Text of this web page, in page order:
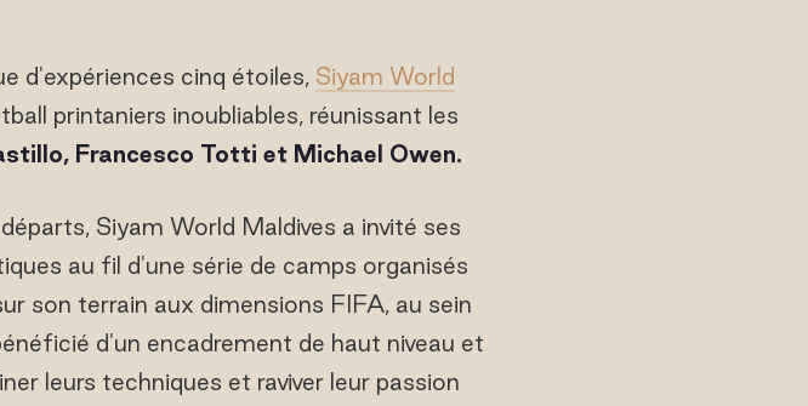
d'expériences cinq étoiles, Siyam World
printaniers inoubliables, réunissant les
Francesco Totti et Michael Owen.
Siyam World Maldives a invité ses
au fil d'une série de camps organisés
son terrain aux dimensions FIFA, au sein
d'un encadrement de haut niveau et
leurs techniques et raviver leur passion